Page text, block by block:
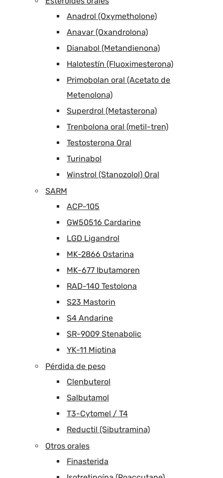
Anadrol (Oxymetholone)
Anavar (Oxandrolona)
Dianabol (Metandienona)
Halotestín (Fluoximesterona)
Primobolan oral (Acetato de
Metenolona)
Superdrol (Metasterona)
Trenbolona oral (metil-tren)
Testosterona Oral
Turinabol
Winstrol (Stanozolol) Oral
SARM
ACP-105
GW50516 Cardarine
LGD Ligandrol
MK-2866 Ostarina
MK-677 Ibutamoren
RAD-140 Testolona
S23 Mastorin
S4 Andarine
SR-9009 Stenabolic
YK-11 Miotina
Pérdida de peso
Clenbuterol
Salbutamol
T3-Cytomel / T4
Reductil (Sibutramina)
Otros orales
Finasterida